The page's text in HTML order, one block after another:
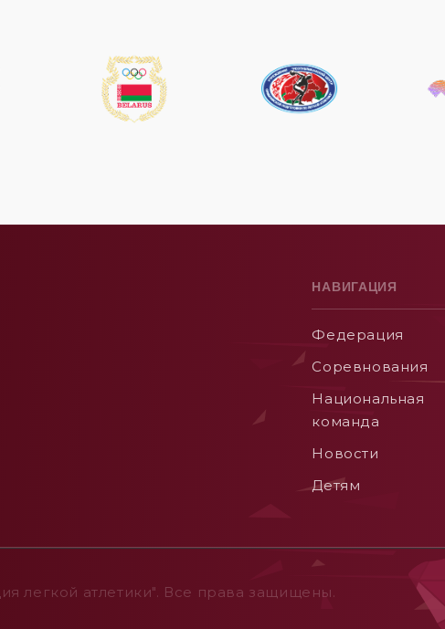
НАВИГАЦИЯ
Федерация
Соревнования
Национальная
команда
Новости
Детям
легкой атлетики". Все права защищены.